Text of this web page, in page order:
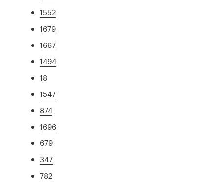
1552
1679
1667
1494
18
1547
874
1696
679
347
782